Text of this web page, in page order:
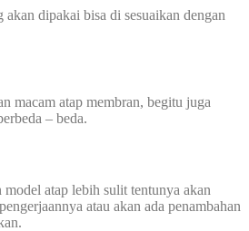
dipakai bisa di sesuaikan dengan
macam atap membran, begitu juga
– beda.
model atap lebih sulit tentunya akan
atau akan ada penambahan